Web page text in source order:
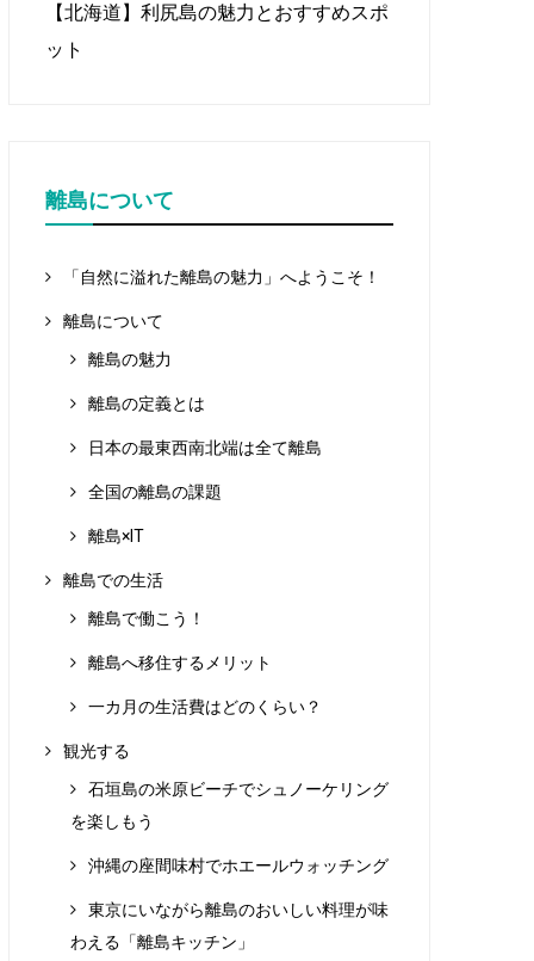
【北海道】利尻島の魅力とおすすめスポ
ット
離島について
「自然に溢れた離島の魅力」へようこそ！
離島について
離島の魅力
離島の定義とは
日本の最東西南北端は全て離島
全国の離島の課題
離島×IT
離島での生活
離島で働こう！
離島へ移住するメリット
一カ月の生活費はどのくらい？
観光する
石垣島の米原ビーチでシュノーケリング
を楽しもう
沖縄の座間味村でホエールウォッチング
東京にいながら離島のおいしい料理が味
わえる「離島キッチン」